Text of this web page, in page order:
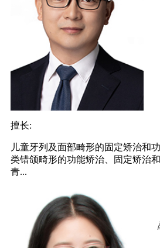
擅长:
儿童牙列及面部畸形的固定矫治和
类错颌畸形的功能矫治、固定矫治
青...